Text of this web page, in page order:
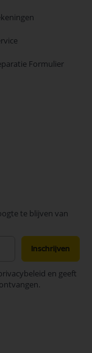
Formulier
te blijven van
Inschrijven
en geeft